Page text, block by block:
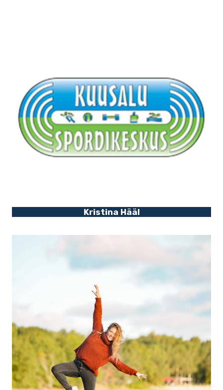
Kristina Hääl